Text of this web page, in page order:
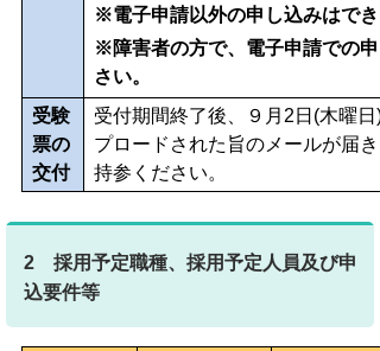
※電子申請以外の申し込みはでき
※障害者の方で、電子申請での
さい。
受験
票の
交付
受付期間終了後、９月2日(木曜
プロードされた旨のメールが届
持参ください。
2 採用予定職種、採用予定人員及び申
込要件等